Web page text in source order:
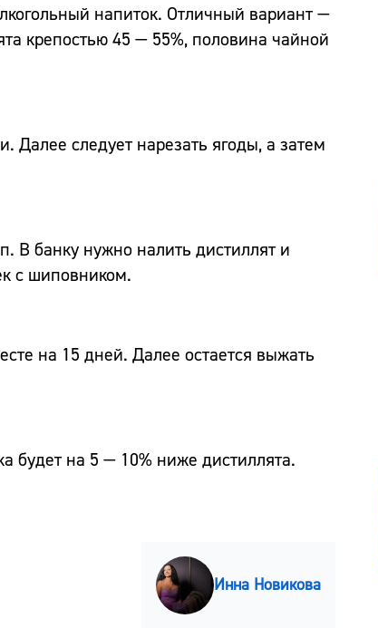
напиток. Отличный вариант —
крепостью 45 — 55%, половина чайной
следует нарезать ягоды, а затем
В банку нужно налить дистиллят и
с шиповником.
на 15 дней. Далее остается выжать
будет на 5 — 10% ниже дистиллята.
Инна Новикова